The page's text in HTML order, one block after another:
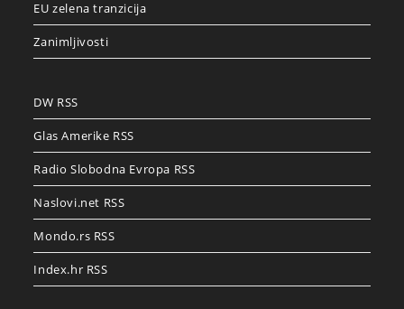
EU zelena tranzicija
Zanimljivosti
DW RSS
Glas Amerike RSS
Radio Slobodna Evropa RSS
Naslovi.net RSS
Mondo.rs RSS
Index.hr RSS